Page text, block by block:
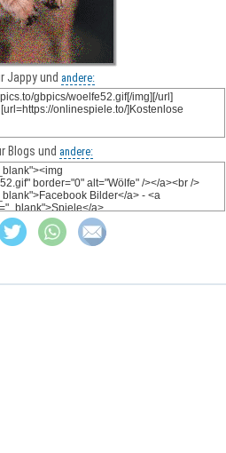
Jappy und andere:
Blogs und andere: